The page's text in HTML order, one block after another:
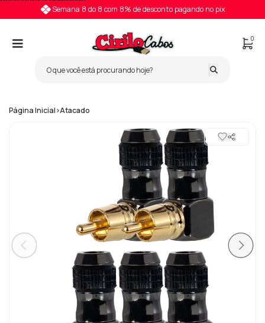
Semana 8 do 8 com 8% de desconto pagando no pix
0
Página Inicial>Atacado